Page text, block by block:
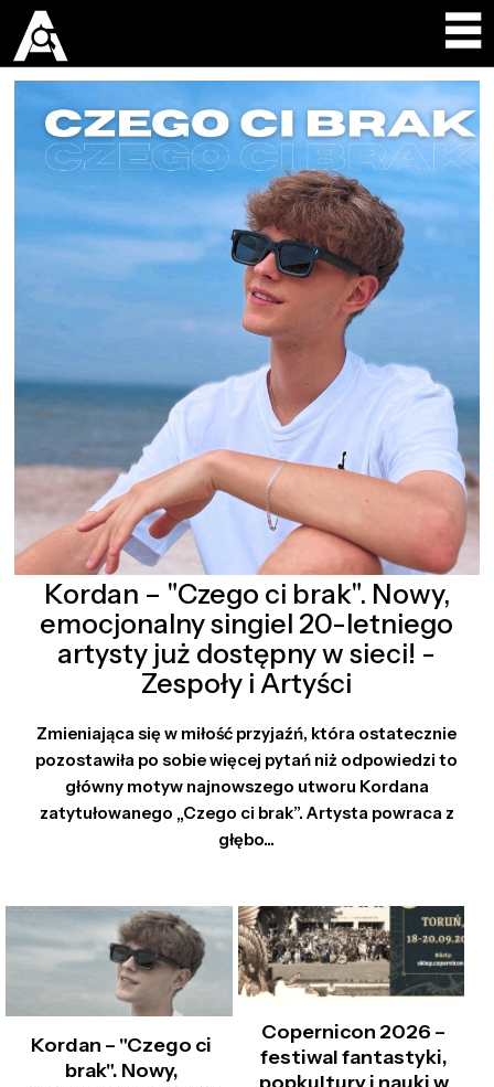
Kordan – "Czego ci brak". Nowy,
emocjonalny singiel 20-letniego
artysty już dostępny w sieci! -
Zespoły i Artyści
Zmieniająca się w miłość przyjaźń, która ostatecznie
pozostawiła po sobie więcej pytań niż odpowiedzi to
główny motyw najnowszego utworu Kordana
zatytułowanego „Czego ci brak”. Artysta powraca z
głębo...
Kordan – "Czego ci
brak". Nowy,
Copernicon 2026 –
festiwal fantastyki,